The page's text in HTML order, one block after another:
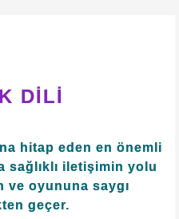
DİLİ
hitap eden en önemli
iletişimin yolu
ve oyununa saygı
geçer.